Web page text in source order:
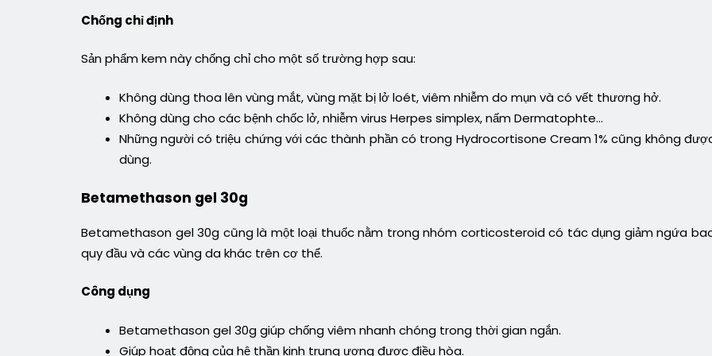
Chống chỉ định
Sản phẩm kem này chống chỉ cho một số trường hợp sau:
Không dùng thoa lên vùng mắt, vùng mặt bị lở loét, viêm nhiễm do mụn và có vết thương hở.
Không dùng cho các bệnh chốc lở, nhiễm virus Herpes simplex, nấm Dermatophte…
Những người có triệu chứng với các thành phần có trong Hydrocortisone Cream 1% cũng không
dùng.
Betamethason gel 30g
Betamethason gel 30g cũng là một loại thuốc nằm trong nhóm corticosteroid có tác dụng giảm ngứa
quy đầu và các vùng da khác trên cơ thể.
Công dụng
Betamethason gel 30g giúp chống viêm nhanh chóng trong thời gian ngắn.
Giúp hoạt động của hệ thần kinh trung ương được điều hòa.